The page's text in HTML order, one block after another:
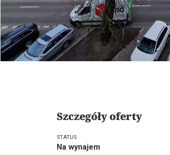
Szczegóły oferty
STATUS
Na wynajem